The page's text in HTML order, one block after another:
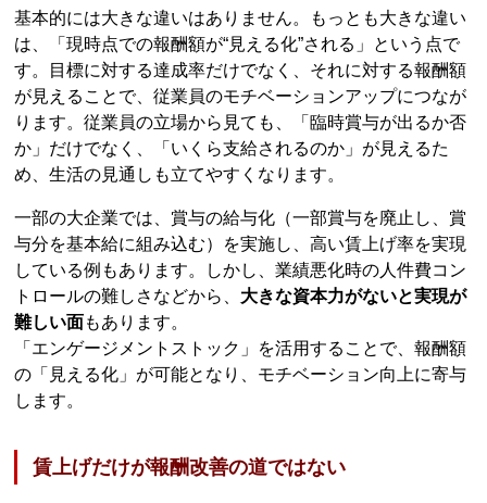
基本的には大きな違いはありません。もっとも大きな違い
は、「現時点での報酬額が“見える化”される」という点で
す。目標に対する達成率だけでなく、それに対する報酬額
が見えることで、従業員のモチベーションアップにつなが
ります。従業員の立場から見ても、「臨時賞与が出るか否
か」だけでなく、「いくら支給されるのか」が見えるた
め、生活の見通しも立てやすくなります。
一部の大企業では、賞与の給与化（一部賞与を廃止し、賞
与分を基本給に組み込む）を実施し、高い賃上げ率を実現
している例もあります。しかし、業績悪化時の人件費コン
トロールの難しさなどから、 大きな資本力がないと実現が
難しい面もあります。
「エンゲージメントストック」を活用することで、報酬額
の「見える化」が可能となり、モチベーション向上に寄与
します。
賃上げだけが報酬改善の道ではない